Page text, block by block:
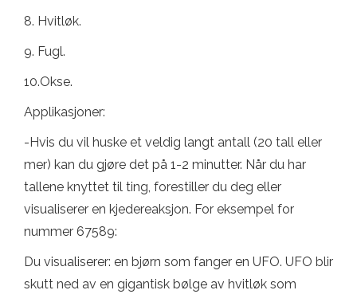
8. Hvitløk.
9. Fugl.
10.Okse.
Applikasjoner:
-Hvis du vil huske et veldig langt antall (20 tall eller
mer) kan du gjøre det på 1-2 minutter. Når du har
tallene knyttet til ting, forestiller du deg eller
visualiserer en kjedereaksjon. For eksempel for
nummer 67589:
Du visualiserer: en bjørn som fanger en UFO. UFO blir
skutt ned av en gigantisk bølge av hvitløk som